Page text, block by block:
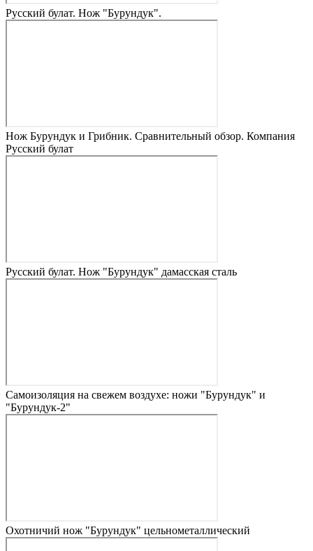
Русский булат. Нож "Бурундук".
Нож Бурундук и Грибник. Сравнительный обзор. Компания
Русский булат
Русский булат. Нож "Бурундук" дамасская сталь
Самоизоляция на свежем воздухе: ножи "Бурундук" и
"Бурундук-2"
Охотничий нож "Бурундук" цельнометаллический